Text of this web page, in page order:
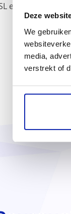
Deze
We
media,
verstrekt of
est